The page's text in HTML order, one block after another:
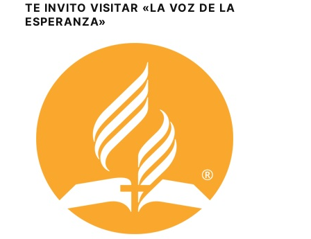
TE INVITO VISITAR «LA VOZ DE LA
ESPERANZA»